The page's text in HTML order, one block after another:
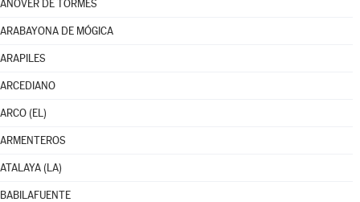
AÑOVER DE TORMES
ARABAYONA DE MÓGICA
ARAPILES
ARCEDIANO
ARCO (EL)
ARMENTEROS
ATALAYA (LA)
BABILAFUENTE